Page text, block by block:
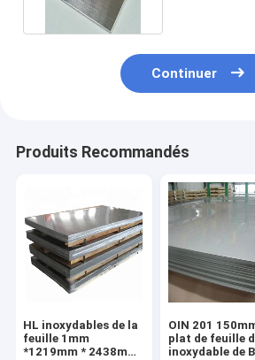
Continuer
Produits Recommandés
HL inoxydables de la
feuille 1mm
*1219mm * 2438mm
OIN 201
plat de feuille
inoxydable de